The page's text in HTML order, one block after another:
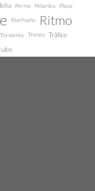
Perros Petardos Playa
Riachuelo Ritmo
Tormenta Trenes Tráfico